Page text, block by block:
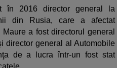
în 2016 director general la
din Rusia, care a afectat
a fost directorul general
director general al Automobile
de a lucra într-un fost stat